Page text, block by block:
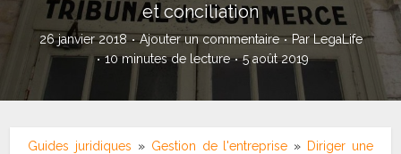
et conciliation
26 janvier 2018 Ajouter un commentaire ParLegaLife
10 minutes de lecture
5 août 2019
Guides juridiques » Gestion de l'entreprise » Diriger une